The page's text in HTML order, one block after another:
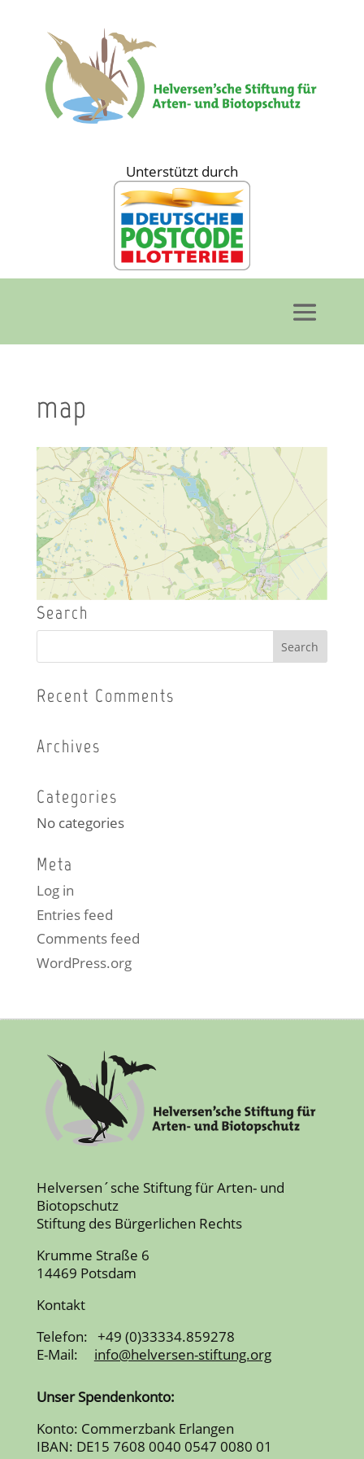
Unterstützt durch
map
Search
Recent Comments
Archives
Categories
No categories
Meta
Log in
Entries feed
Comments feed
WordPress.org
Helversen´sche Stiftung für Arten- und
Biotopschutz
Stiftung des Bürgerlichen Rechts
Krumme Straße 6
14469 Potsdam
Kontakt
Telefon: +49 (0)33334.859278
E-Mail:
info@helversen-stiftung.org
Unser Spendenkonto:
Konto: Commerzbank Erlangen
IBAN: DE15 7608 0040 0547 0080 01